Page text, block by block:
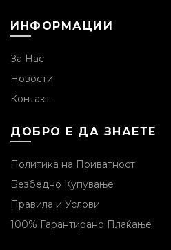
ИНФОРМАЦИИ
За Нас
Новости
Контакт
ДОБРО Е ДА ЗНАЕТЕ
Политика на Приватност
Безбедно Купување
Правила и Услови
100% Гарантирано Плаќање